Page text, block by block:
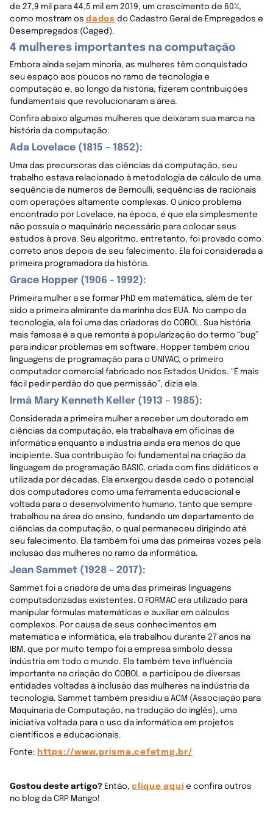
de 27,9 mil para 44,5 mil em 2019, um crescimento de 60%,
como mostram os dados do Cadastro Geral de Empregados e
Desempregados (Caged).
4 mulheres importantes na computação
Embora ainda sejam minoria, as mulheres têm conquistado
seu espaço aos poucos no ramo de tecnologia e
computação e, ao longo da história, fizeram contribuições
fundamentais que revolucionaram a área.
Confira abaixo algumas mulheres que deixaram sua marca na
história da computação:
Ada Lovelace (1815 – 1852):
Uma das precursoras das ciências da computação, seu
trabalho estava relacionado à metodologia de cálculo de uma
sequência de números de Bernoulli, sequências de racionais
com operações altamente complexas. O único problema
encontrado por Lovelace, na época, é que ela simplesmente
não possuía o maquinário necessário para colocar seus
estudos à prova. Seu algoritmo, entretanto, foi provado como
correto anos depois de seu falecimento. Ela foi considerada a
primeira programadora da história.
Grace Hopper (1906 - 1992):
Primeira mulher a se formar PhD em matemática, além de ter
sido a primeira almirante da marinha dos EUA. No campo da
tecnologia, ela foi uma das criadoras do COBOL. Sua história
mais famosa é a que remonta à popularização do termo “bug”
para indicar problemas em software. Hopper também criou
linguagens de programação para o UNIVAC, o primeiro
computador comercial fabricado nos Estados Unidos. “É mais
fácil pedir perdão do que permissão”, dizia ela.
Irmã Mary Kenneth Keller (1913 – 1985):
Considerada a primeira mulher a receber um doutorado em
ciências da computação, ela trabalhava em oficinas de
informática enquanto a indústria ainda era menos do que
incipiente. Sua contribuição foi fundamental na criação da
linguagem de programação BASIC, criada com fins didáticos e
utilizada por décadas. Ela enxergou desde cedo o potencial
dos computadores como uma ferramenta educacional e
voltada para o desenvolvimento humano, tanto que sempre
trabalhou na área do ensino, fundando um departamento de
ciências da computação, o qual permaneceu dirigindo até
seu falecimento. Ela também foi uma das primeiras vozes pela
inclusão das mulheres no ramo da informática.
Jean Sammet (1928 – 2017):
Sammet foi a criadora de uma das primeiras linguagens
computadorizadas existentes. O FORMAC era utilizado para
manipular fórmulas matemáticas e auxiliar em cálculos
complexos. Por causa de seus conhecimentos em
matemática e informática, ela trabalhou durante 27 anos na
IBM, que por muito tempo foi a empresa símbolo dessa
indústria em todo o mundo. Ela também teve influência
importante na criação do COBOL e participou de diversas
entidades voltadas à inclusão das mulheres na indústria da
tecnologia. Sammet também presidiu a ACM (Associação para
Maquinaria de Computação, na tradução do inglês), uma
iniciativa voltada para o uso da informática em projetos
científicos e educacionais.
Fonte: https://www.prisma.cefetmg.br/
Gostou deste artigo? Então, clique aqui e confira outros
no blog da CRP Mango!